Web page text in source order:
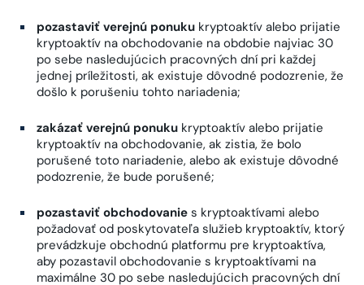
pozastaviť verejnú ponuku kryptoaktív alebo prijatie
kryptoaktív na obchodovanie na obdobie najviac 30
po sebe nasledujúcich pracovných dní pri každej
jednej príležitosti, ak existuje dôvodné podozrenie, že
došlo k porušeniu tohto nariadenia;
zakázať verejnú ponuku kryptoaktív alebo prijatie
kryptoaktív na obchodovanie, ak zistia, že bolo
porušené toto nariadenie, alebo ak existuje dôvodné
podozrenie, že bude porušené;
pozastaviť obchodovanie s kryptoaktívami alebo
požadovať od poskytovateľa služieb kryptoaktív, ktorý
prevádzkuje obchodnú platformu pre kryptoaktíva,
aby pozastavil obchodovanie s kryptoaktívami na
maximálne 30 po sebe nasledujúcich pracovných dní